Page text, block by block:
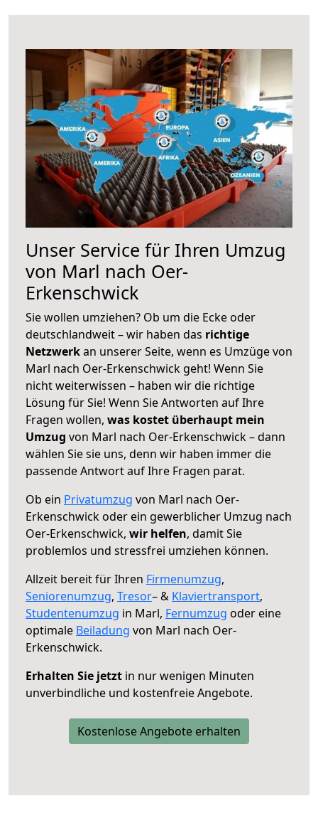
Unser Service für Ihren Umzug
von Marl nach Oer-
Erkenschwick
Sie wollen umziehen? Ob um die Ecke oder
deutschlandweit – wir haben das richtige
Netzwerkan unserer Seite, wenn es Umzüge von
Marl nach Oer-Erkenschwick geht! Wenn Sie
nicht weiterwissen – haben wir die richtige
Lösung für Sie! Wenn Sie Antworten auf Ihre
Fragen wollen, was kostet überhaupt mein
Umzug von Marl nach Oer-Erkenschwick – dann
wählen Sie sie uns, denn wir haben immer die
passende Antwort auf Ihre Fragen parat.
Ob ein Privatumzug von Marl nach Oer-
Erkenschwick oder ein gewerblicher Umzug nach
Oer-Erkenschwick, wir helfen, damit Sie
problemlos und stressfrei umziehen können.
Allzeit bereit für Ihren Firmenumzug,
Seniorenumzug, Tresor– & Klaviertransport,
Studentenumzug in Marl, Fernumzug oder eine
optimale Beiladung von Marl nach Oer-
Erkenschwick.
Erhalten Sie jetzt in nur wenigen Minuten
unverbindliche und kostenfreie Angebote.
Kostenlose Angebote erhalten